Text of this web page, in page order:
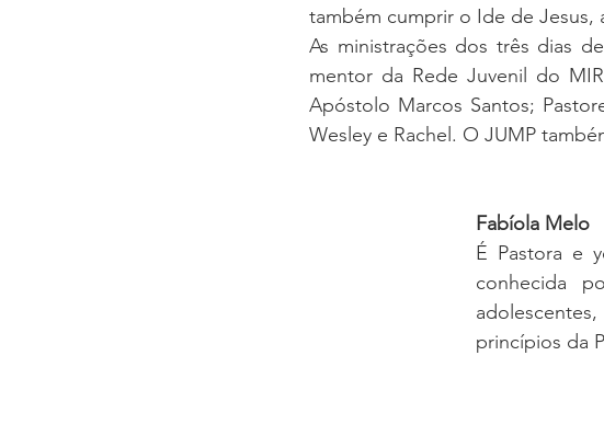
também cumprir o Ide de Jesus,
As ministrações dos três dias
mentor da Rede Juvenil do
Apóstolo Marcos Santos;
Wesley e Rachel. O JUMP
Fabíola Melo
É Pastora e
conhecida
princípios da